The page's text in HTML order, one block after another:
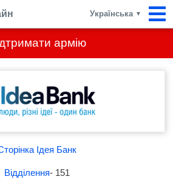
армію
Українська ▼
Ідея Банк
Відділення- 151